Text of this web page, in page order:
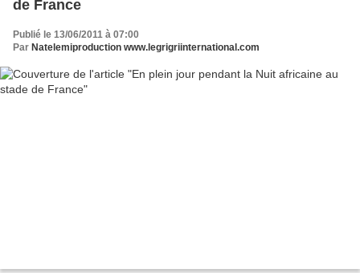
de France
Publié le 13/06/2011 à 07:00
Par Natelemiproduction www.legrigriinternational.com